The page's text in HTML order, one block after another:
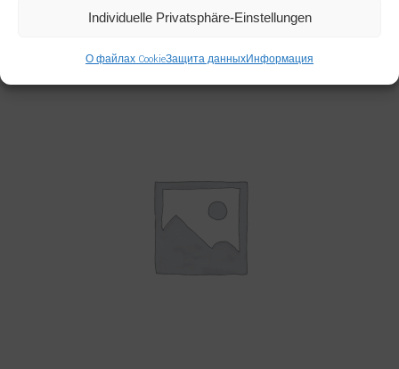
Individuelle Privatsphäre-Einstellungen
О файлах CookieЗащита данныхИнформация
SWIVEL NUT BRANCH TEE
04181150